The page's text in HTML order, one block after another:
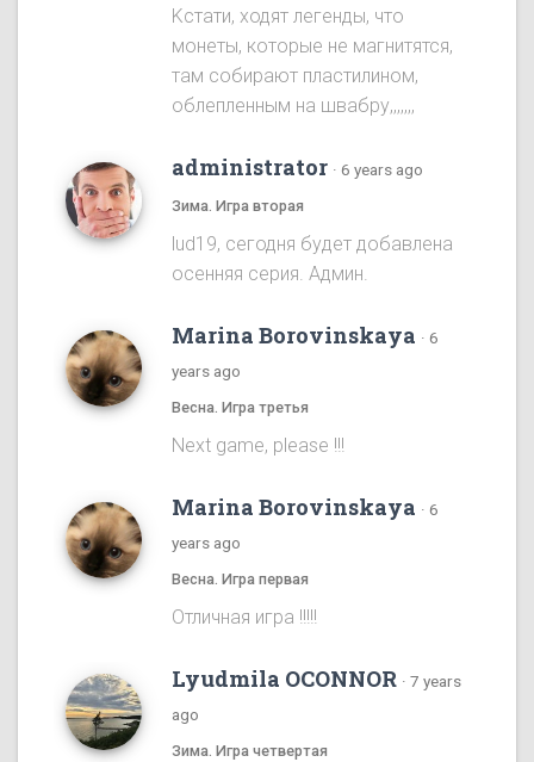
Kстати, ходят легенды, что
монеты, которые не магнитятся,
там собирают пластилином,
облепленным на швабру,,,,,,,
administrator · 6 years ago
Зима. Игра вторая
lud19, сегодня будет добавлена
осенняя серия. Админ.
Marina Borovinskaya · 6
years ago
Весна. Игра третья
Next game, please !!!
Marina Borovinskaya · 6
years ago
Весна. Игра первая
Отличная игра !!!!!
Lyudmila OCONNOR · 7 years
ago
Зима. Игра четвертая